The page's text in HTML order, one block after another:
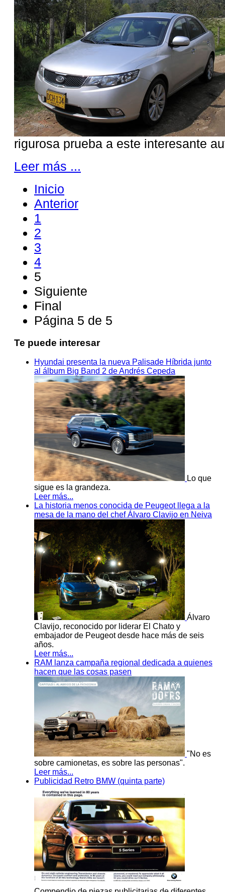
rigurosa prueba a este interesante
Leer más ...
Inicio
Anterior
1
2
3
4
5
Siguiente
Final
Página 5 de 5
Te puede interesar
Hyundai presenta la nueva Palisade Híbrida junto
al álbum Big Band 2 de Andrés Cepeda
Lo que
sigue es la grandeza.
Leer más...
La historia menos conocida de Peugeot llega a la
mesa de la mano del chef Álvaro Clavijo en Neiva
Álvaro
Clavijo, reconocido por liderar El Chato y
embajador de Peugeot desde hace más de seis
años.
Leer más...
RAM lanza campaña regional dedicada a quienes
hacen que las cosas pasen
"No es
sobre camionetas, es sobre las personas".
Leer más...
Publicidad Retro BMW (quinta parte)